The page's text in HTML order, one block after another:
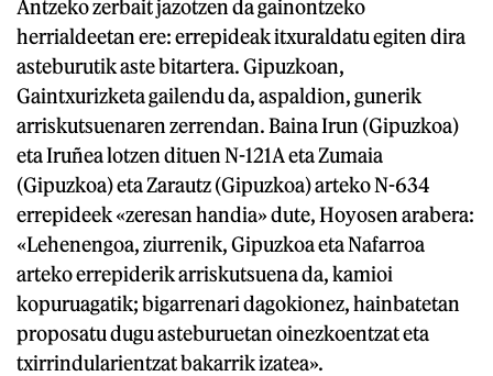
Antzeko zerbait jazotzen da gainontzeko
herrialdeetan ere: errepideak itxuraldatu egiten dira
asteburutik aste bitartera. Gipuzkoan,
Gaintxurizketa gailendu da, aspaldion, gunerik
arriskutsuenaren zerrendan. Baina Irun (Gipuzkoa)
eta Iruñea lotzen dituen N-121A eta Zumaia
(Gipuzkoa) eta Zarautz (Gipuzkoa) arteko N-634
errepideek «zeresan handia» dute, Hoyosen arabera:
«Lehenengoa, ziurrenik, Gipuzkoa eta Nafarroa
arteko errepiderik arriskutsuena da, kamioi
kopuruagatik; bigarrenari dagokionez, hainbatetan
proposatu dugu asteburuetan oinezkoentzat eta
txirrindularientzat bakarrik izatea».